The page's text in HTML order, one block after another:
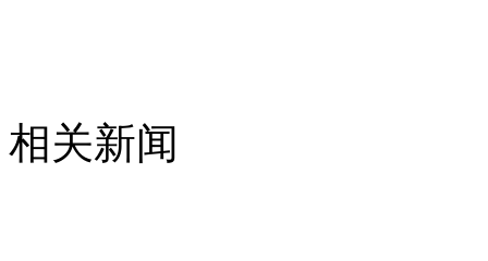
相关新闻